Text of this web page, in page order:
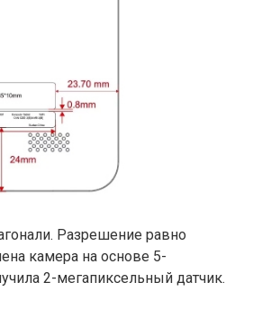
Разрешение равно
камера на основе 5-
2-мегапиксельный датчик.